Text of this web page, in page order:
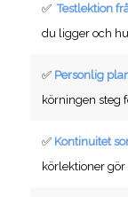
✅Testlektion
du ligger och
✅ Personlig
körningen steg
✅ Kontinuitet
körlektioner gör